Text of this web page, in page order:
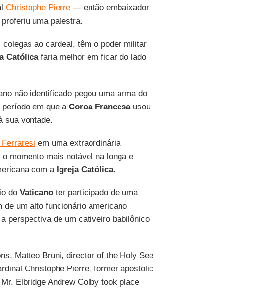
Christophe Pierre— então embaixador
uma palestra.
ao cardeal, têm o poder militar
Católicafaria melhor em ficar do lado
não identificado pegou uma arma do
período em que a Coroa Francesausou
sua vontade.
Ferraresi em uma extraordinária
o momento mais notável na longa e
com a Igreja Católica.
do Vaticanoter participado de uma
de um alto funcionário americano
perspectiva de um cativeiro babilônico
Matteo Bruni, director of the Holy See
Christophe Pierre, former apostolic
Elbridge Andrew Colby took place